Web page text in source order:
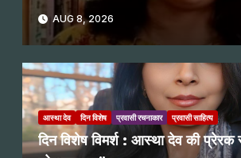
AUG 8, 2026
आस्था देव दिन विशेष प्रवासी रचनाकार प्रवासी साहित्य
दिन विशेष विमर्श : आस्था देव की